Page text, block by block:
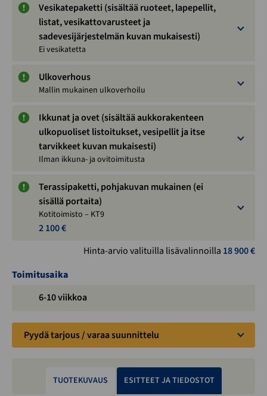
Vesikatepaketti (sisältää ruoteet, lapepellit,
listat, vesikattovarusteet ja
sadevesijärjestelmän kuvan mukaisesti)
Ei vesikatetta
Ulkoverhous
Mallin mukainen ulkoverhoilu
Ikkunat ja ovet (sisältää aukkorakenteen
ulkopuoliset listoitukset, vesipellit ja itse
tarvikkeet kuvan mukaisesti)
Ilman ikkuna- ja ovitoimitusta
Terassipaketti, pohjakuvan mukainen (ei
sisällä portaita)
Kotitoimisto – KT9
2 100 €
Hinta-arvio valituilla lisävalinnoilla 18 900€
Toimitusaika
6-10 viikkoa
Pyydä tarjous / varaa suunnittelu
TUOTEKUVAUS ESITTEET JA TIEDOSTOT